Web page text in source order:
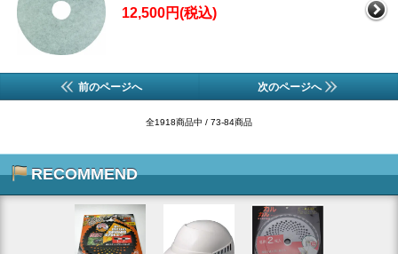
12,500円(税込)
前のページへ 次のページへ
全1918商品中 / 73-84商品
RECOMMEND